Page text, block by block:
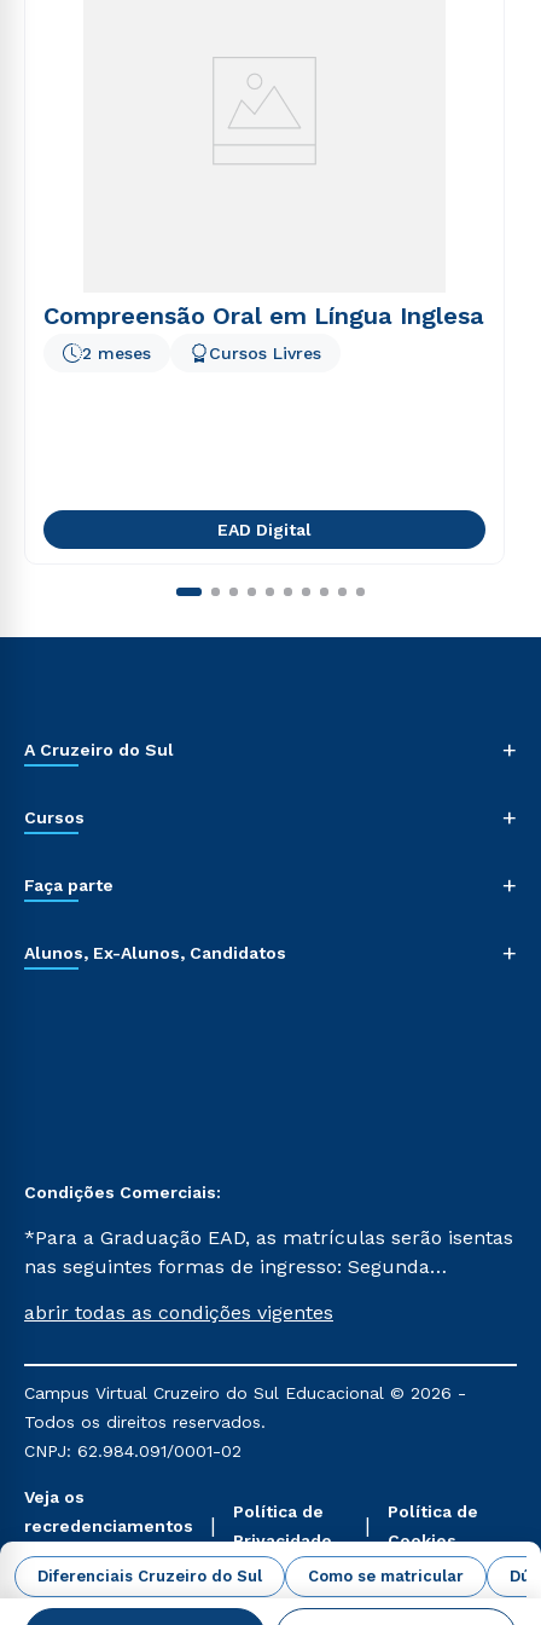
Diferenciais Cruzeiro do Sul Como se matricular
Compreensão Oral em Língua Inglesa
2 meses Cursos Livres
EAD Digital
A Cruzeiro do Sul +
Cursos +
Faça parte +
Alunos, Ex-Alunos, Candidatos +
Condições Comerciais:
*Para a Graduação EAD, as matrículas serão isentas
nas seguintes formas de ingresso: Segunda
Já para as demais, a taxa de matrícula será de R$
mencionadas são referentes aos cursos: Ensino
Religioso, Geografia para a Docência e Metodologia
do Ensino de História: Questões Atuais.
abrir todas as condições vigentes
Campus Virtual Cruzeiro do Sul Educacional © 2026 -
Todos os direitos reservados.
CNPJ: 62.984.091/0001-02
Veja os
recredenciamentos
aqui
Política de
Privacidade
Política de
Cookies